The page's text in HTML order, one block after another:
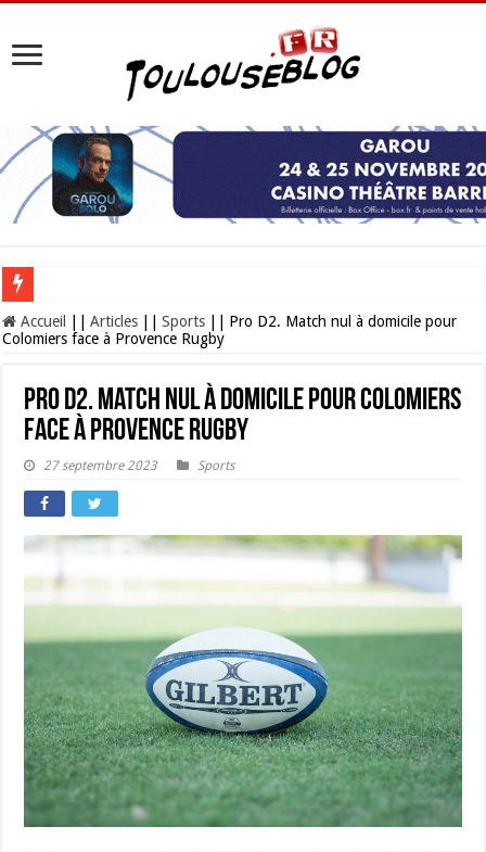
Les Nocturnes de la Cité de l’espace 2026 : l’événement incontournable de
Accueil Articles Sports
Pro D2. Match nul à domicile pour
Colomiers face à Provence Rugby
Pro D2. Match nul à domicile pour Colomiers
face à Provence Rugby
27 septembre 2023 Sports